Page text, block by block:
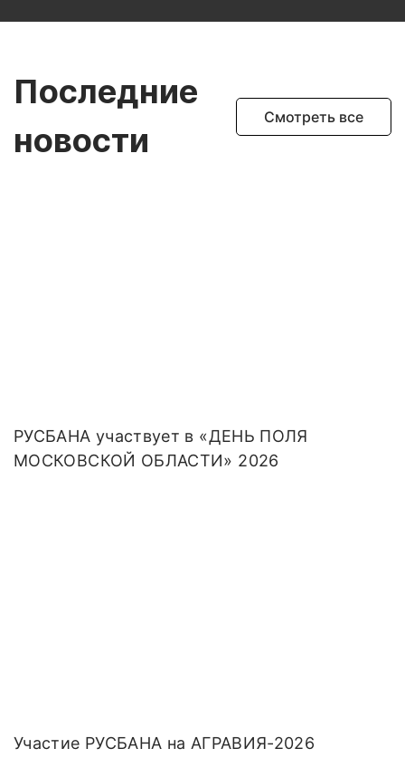
Последние
новости
Смотреть все
РУСБАНА участвует в «ДЕНЬ ПОЛЯ
МОСКОВСКОЙ ОБЛАСТИ» 2026
Участие РУСБАНА на АГРАВИЯ-2026